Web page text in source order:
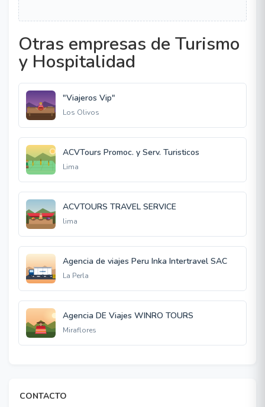
Otras empresas de Turismo
y Hospitalidad
"Viajeros Vip"
Los Olivos
ACVTours Promoc. y Serv. Turisticos
Lima
ACVTOURS TRAVEL SERVICE
lima
Agencia de viajes Peru Inka Intertravel SAC
La Perla
Agencia DE Viajes WINRO TOURS
Miraflores
CONTACTO